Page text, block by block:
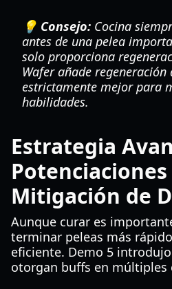
💡 Consejo: Cocina
antes de una pelea
solo proporciona
Wafer añade regeneración
estrictamente mejor para
habilidades.
Estrategia
Mitigación de
Aunque curar es
terminar peleas más
eficiente. Demo 5
otorgan buffs en múltiples